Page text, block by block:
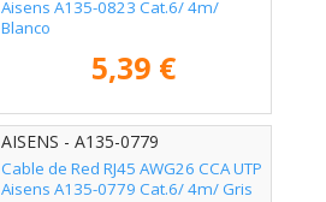
Aisens A135-0823 Cat.6/ 4m/
Blanco
5,39 €
AISENS - A135-0779
Cable de Red RJ45 AWG26 CCA UTP
Aisens A135-0779 Cat.6/ 4m/ Gris